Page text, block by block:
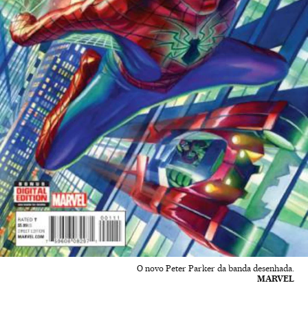
O novo Peter Parker da banda desenhada.
MARVEL